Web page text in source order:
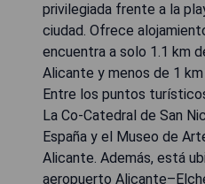
privilegiada frente a la
ciudad. Ofrece
encuentra a solo 1.1 km
Alicante y menos de 1
Entre los puntos
La Co-Catedral de San
España y el Museo de
Alicante. Además, está
aeropuerto